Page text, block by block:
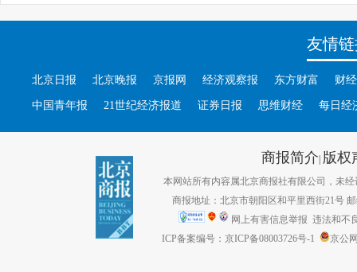
友情
北京日报 北京晚报 京报网 经济观察报 东方财富 财
中国青年报 21世纪经济报道 证券日报 思维财经 每日经
商报简介| 版权
本网站所有内容属北京商报社有限公司，未经
商报地址：北京市朝阳区和平里西街21号
网上有害信息举报 违法和不
ICP备案编号：京ICP备08003726号-1
京公